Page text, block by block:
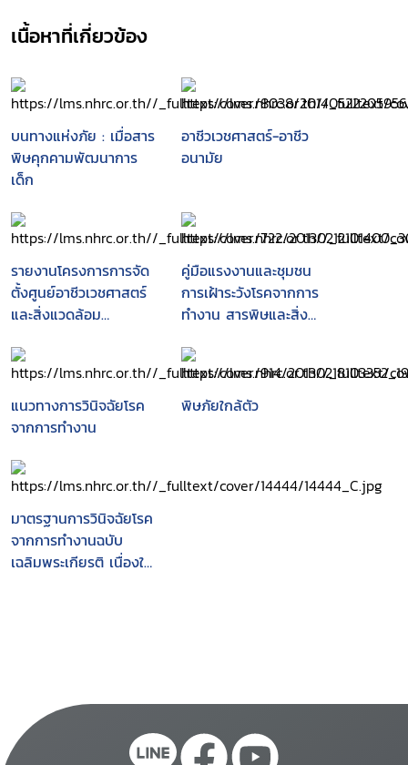
เนื้อหาที่เกี่ยวข้อง
บนทางแห่งภัย : เมื่อสาร
พิษคุกคามพัฒนาการ
เด็ก
อาชีวเวชศาสตร์-อาชีว
อนามัย
รายงานโครงการการจัด
ตั้งศูนย์อาชีวเวชศาสตร์
และสิ่งแวดล้อม
รัฐมนตรี ณ วันที่ 14
พฤษภาคม พ.ศ. 2545
คู่มือแรงงานและชุมชน
การเฝ้าระวังโรคจากการ
ทำงาน สารพิษและสิ่ง
แนวทางการวินิจฉัยโรค
จากการทำงาน
พิษภัยใกล้ตัว
มาตรฐานการวินิจฉัยโรค
จากการทำงานฉบับ
เฉลิมพระเกียรติ เนื่องใน